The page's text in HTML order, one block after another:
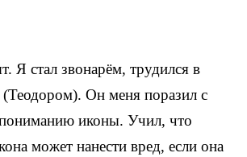
Я стал звонарём, трудился в
Он меня поразил с
иконы. Учил, что
может нанести вред, если она